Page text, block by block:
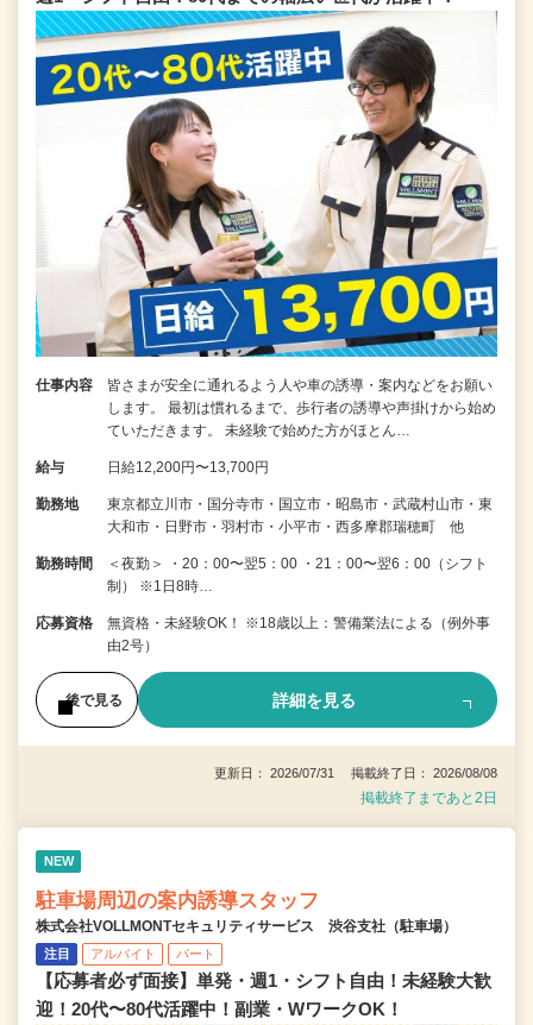
仕事内容
皆さまが安全に通れるよう人や車の誘導・案内などをお願い
します。 最初は慣れるまで、歩行者の誘導や声掛けから始め
ていただきます。 未経験で始めた方がほとん…
給与 日給12,200円〜13,700円
勤務地
東京都立川市・国分寺市・国立市・昭島市・武蔵村山市・東
大和市・日野市・羽村市・小平市・西多摩郡瑞穂町 他
勤務時間
＜夜勤＞ ・20：00〜翌5：00 ・21：00〜翌6：00（シフト
制） ※1日8時…
応募資格
無資格・未経験OK！ ※18歳以上：警備業法による（例外事
由2号）
後で見る 詳細を見る
更新日： 2026/07/31 掲載終了日： 2026/08/08
掲載終了まであと2日
NEW
駐車場周辺の案内誘導スタッフ
株式会社VOLLMONTセキュリティサービス 渋谷支社（駐車場）
注目 アルバイト パート
【応募者必ず面接】単発・週1・シフト自由！未経験大歓
迎！20代〜80代活躍中！副業・WワークOK！